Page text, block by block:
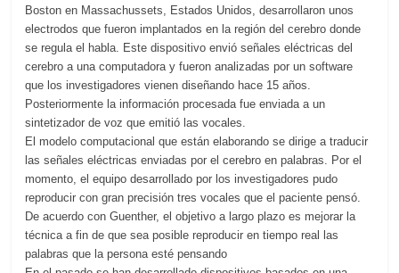
Boston en Massachussets, Estados Unidos, desarrollaron unos
electrodos que fueron implantados en la región del cerebro donde
se regula el habla. Este dispositivo envió señales eléctricas del
cerebro a una computadora y fueron analizadas por un software
que los investigadores vienen diseñando hace 15 años.
Posteriormente la información procesada fue enviada a un
sintetizador de voz que emitió las vocales.
El modelo computacional que están elaborando se dirige a traducir
las señales eléctricas enviadas por el cerebro en palabras. Por el
momento, el equipo desarrollado por los investigadores pudo
reproducir con gran precisión tres vocales que el paciente pensó.
De acuerdo con Guenther, el objetivo a largo plazo es mejorar la
técnica a fin de que sea posible reproducir en tiempo real las
palabras que la persona esté pensando